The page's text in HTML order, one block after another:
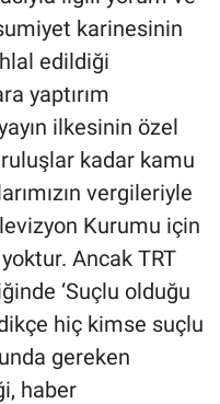
karinesinin
edildiği
yaptırım
ilkesinin özel
kadar kamu
vergileriyle
Kurumu için
Ancak TRT
‘Suçlu olduğu
hiç kimse suçlu
gereken
haber